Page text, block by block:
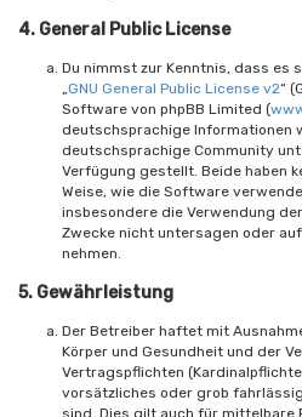
4. General Public License
Du nimmst zur Kenntnis, dass es
„GNU General Public License v2“
Software von phpBB Limited (
deutschsprachige Informationen
deutschsprachige Community
Verfügung gestellt. Beide haben
Weise, wie die Software
insbesondere die Verwendung
Zwecke nicht untersagen oder
nehmen.
5. Gewährleistung
Der Betreiber haftet mit
Körper und Gesundheit und der
Vertragspflichten
vorsätzliches oder grob
sind. Dies gilt auch für mittelbare